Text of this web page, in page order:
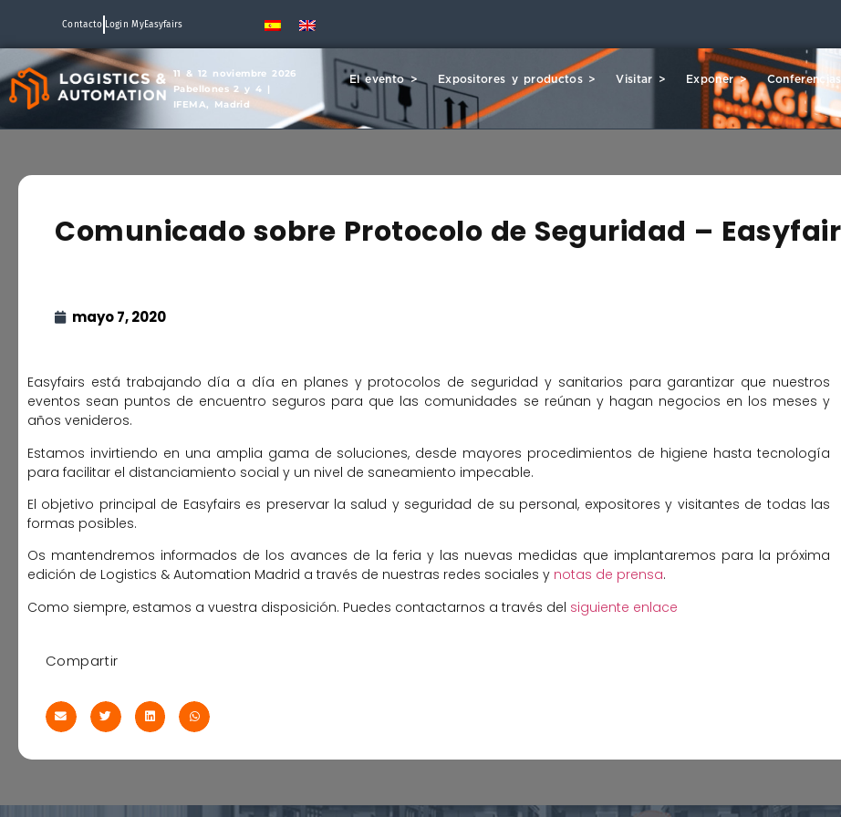
Contacto Login MyEasyfairs
11 & 12 noviembre 2026
Pabellones 2 y 4 |
IFEMA, Madrid
El evento > Expositores y productos > Visitar > Exponer > Conferencias
Comunicado sobre Protocolo de Seguridad –
mayo 7, 2020
Easyfairs está trabajando día a día en planes y protocolos de seguridad y sanitarios para garantizar que nuestros
eventos sean puntos de encuentro seguros para que las comunidades se reúnan y hagan negocios en los meses y
años venideros.
Estamos invirtiendo en una amplia gama de soluciones, desde mayores procedimientos de higiene hasta tecnología
para facilitar el distanciamiento social y un nivel de saneamiento impecable.
El objetivo principal de Easyfairs es preservar la salud y seguridad de su personal, expositores y visitantes de todas las
formas posibles.
Os mantendremos informados de los avances de la feria y las nuevas medidas que implantaremos para la próxima
edición de Logistics & Automation Madrid a través de nuestras redes sociales y notas de prensa.
Como siempre, estamos a vuestra disposición. Puedes contactarnos a través del siguiente enlace
Compartir